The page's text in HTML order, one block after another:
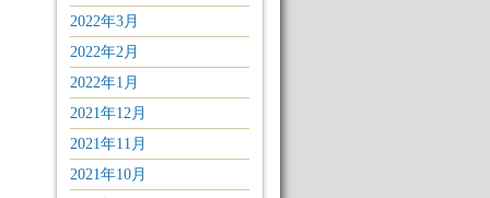
2022年3月
2022年2月
2022年1月
2021年12月
2021年11月
2021年10月